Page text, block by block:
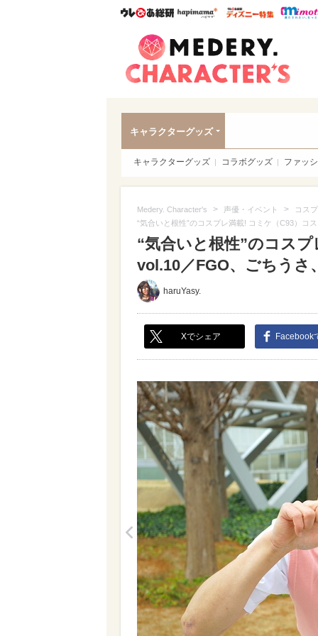
ウレぴあ総研ハピママ*
ウレぴ
キャラクターグッズ
キャラクターグッズ コラボグッズ ファッ
Medery. Character's > 声優・イベント >
コス
“気合いと根性”のコスプレ満載! コミケ（C93）コ
“気合いと根性”のコス
vol.10／FGO、ごちうさ
haruYasy.
Xでシェア Facebook